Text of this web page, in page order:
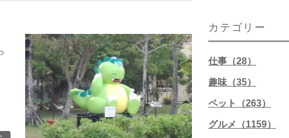
カテゴリー
仕事（28）
趣味（35）
ペット（263）
グルメ（1159）